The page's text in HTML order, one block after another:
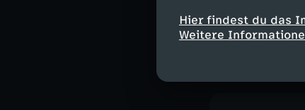
Hier findest du das
Weitere
Aus der